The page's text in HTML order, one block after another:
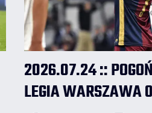
2026.07.24 ::
LEGIA WARSZAWA